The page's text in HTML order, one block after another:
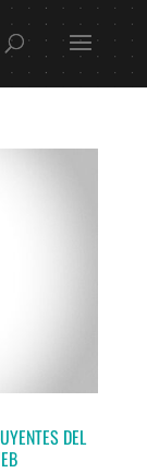
DEL